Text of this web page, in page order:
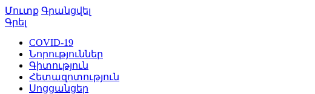
Մուտք Գրանցվել
Գրել
COVID-19
Նորություններ
Գիտություն
Հետազոտություն
Սոցցանցեր